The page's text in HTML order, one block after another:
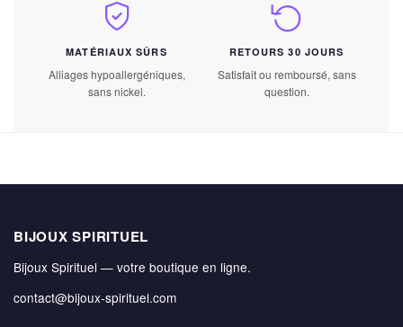
MATÉRIAUX SÛRS
Alliages hypoallergéniques,
sans nickel.
RETOURS 30 JOURS
Satisfait ou remboursé, sans
question.
BIJOUX SPIRITUEL
Bijoux Spirituel — votre boutique en ligne.
contact@bijoux-spirituel.com